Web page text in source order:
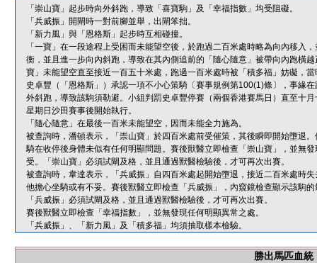
「崇山寶」起步時向外斜跑，導致「喜寶駒」及「幸福指數」均受阻礙。
「兵威振」開閘時一對前腳並舉，出閘笨拙。
「新力風」與「恩格斯」起步時互相碰撞。
「一寶」在一段途程上受困而未能望空後，於跑過二百米處時略為向內移入
衡，並且進一步向內斜跑，導致在其內側追前的「隨心隨意」被帶向內跑橫
寶」未能望空直至接近一百五十米處，跑過一百米處時被「積多福」妨礙，
史卓豐（「恩格斯」）承認一項不小心策騎〔賽事規例第100(1)條〕，事緣
外斜跑，導致該駒須勒避。小組判罰史卓豐停賽（兩個香港賽馬日）直至十
星期日沙田賽事後開始執行。
「隨心隨意」在最後一百米未能望空，因而未能全力施為。
被查詢時，潘頓表示，「崇山寶」於四百米處前受催策，其後瞬即開始墮退
騎在收停後身體未似有任何明顯問題。賽後獸醫立即檢查「崇山寶」，並無
受。「崇山寶」必須試閘及格，並且通過獸醫檢驗後，才可再次出賽。
被查詢時，韋達表示，「兵威振」自四百米處起開始墮退，接近二百米處時
他擔心坐騎或有不妥。賽後獸醫立即檢查「兵威振」，內窺鏡檢查顯示該駒
「兵威振」必須試閘及格，並且通過獸醫檢驗後，才可再次出賽。
賽後獸醫立即檢查「幸福指數」，並無發現任何明顯異常之處。
「兵威振」、「新力風」及「積多福」均須抽取樣本檢驗。
勝出馬匹血統